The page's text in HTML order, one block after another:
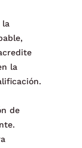
la
la
de